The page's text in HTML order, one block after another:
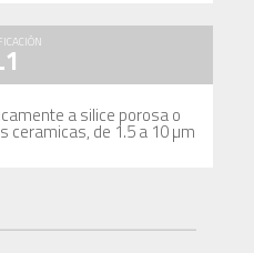
a silice porosa o
ceramicas, de 1.5 a 10 µm